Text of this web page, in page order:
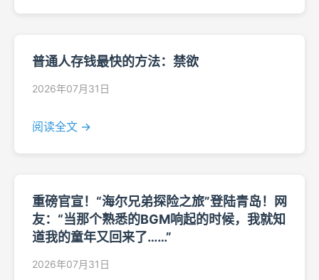
普通人存钱最快的方法：禁欲
2026年07月31日
阅读全文 →
重磅官宣！“海尔兄弟探险之旅”登陆青岛！网
友：“当那个熟悉的BGM响起的时候，我就知
道我的童年又回来了……”
2026年07月31日